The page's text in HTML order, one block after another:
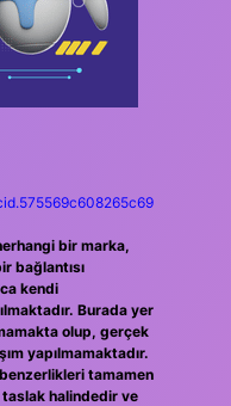
bir marka,
bağlantısı
kendi
Burada yer
olup, gerçek
yapılmamaktadır.
tamamen
halindedir ve